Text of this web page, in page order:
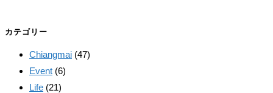
カテゴリー
Chiangmai (47)
Event (6)
Life (21)